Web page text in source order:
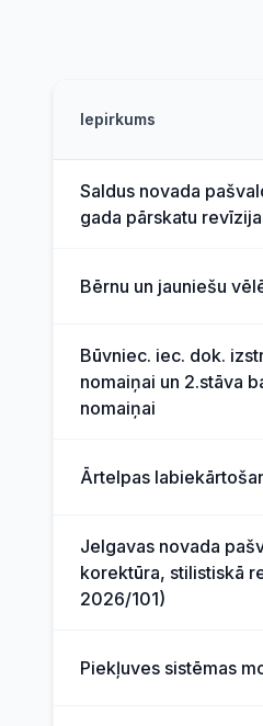
Iepirkums
Saldus novada
gada pārskatu
Bērnu un jauniešu
Būvniec. iec. dok.
nomaiņai un 2.stāva
nomaiņai
Ārtelpas
Jelgavas novada
korektūra, stilistiskā
2026/101)
Piekļuves sistēmas